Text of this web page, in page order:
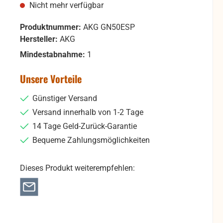
Nicht mehr verfügbar
Produktnummer: AKG GN50ESP
Hersteller: AKG
Mindestabnahme: 1
Unsere Vorteile
Günstiger Versand
Versand innerhalb von 1-2 Tage
14 Tage Geld-Zurück-Garantie
Bequeme Zahlungsmöglichkeiten
Dieses Produkt weiterempfehlen: